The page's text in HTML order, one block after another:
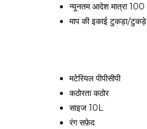
न्यूनतम आदेश मात्रा 100
माप की इकाई टुकड़ा/टुकड़े
मटेरियल पीपीसीपी
कठोरता कठोर
साइज 10L
रंग सफ़ेद